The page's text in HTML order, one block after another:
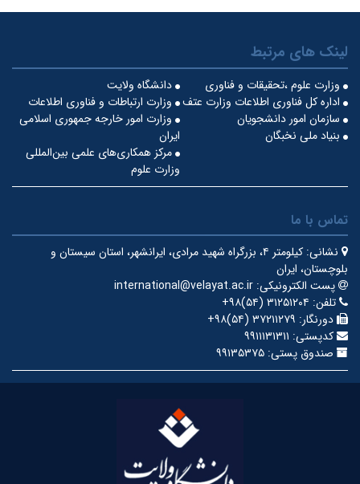
لینک های مرتبط
دانشگاه ولایت
وزارت علوم ،تحقیقات و فناوری
وزارت ارتباطات و فناوری اطلاعات
اداره کل فناوری اطلاعات وزارت عتف
وزارت امور خارجه جمهوری اسلامی
ایران
سازمان امور دانشجویان
بنیاد ملی نخبگان
مرکز همکاری‌های علمی بین‌المللی
وزارت علوم
تماس با ما
نشانی:
کیلومتر ۴، بزرگراه شهید مرادی، ایرانشهر، استان سیستان و
بلوچستان، ایران
پست الکترونیکی: international@velayat.ac.ir
تلفن: ‎+۹۸(۵۴) ۳۱۲۵۱۲۰۴
دورنگار: ‎+۹۸(۵۴) ۳۷۲۱۱۲۷۹
کدپستی: ۹۹۱۱۱۳۱۳۱۱
صندوق پستی: ۹۹۱۳۵۳۷۵